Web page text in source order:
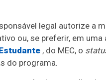
legal autorize a
ou, se preferir, em uma
, do MEC, o
do programa.